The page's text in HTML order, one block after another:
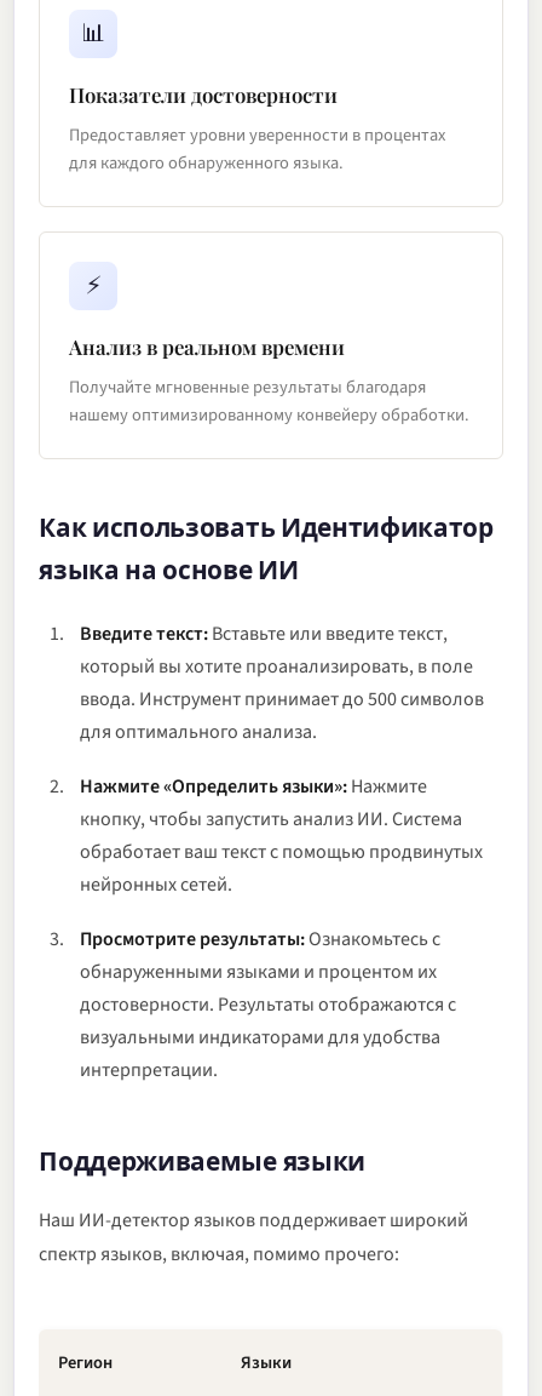
📊
Показатели достоверности
Предоставляет уровни уверенности в процентах
для каждого обнаруженного языка.
⚡
Анализ в реальном времени
Получайте мгновенные результаты благодаря
нашему оптимизированному конвейеру обработки.
Как использовать Идентификатор
языка на основе ИИ
Введите текст:Вставьте или введите текст,
который вы хотите проанализировать, в поле
ввода. Инструмент принимает до 500 символов
для оптимального анализа.
Нажмите «Определить языки»:Нажмите
кнопку, чтобы запустить анализ ИИ. Система
обработает ваш текст с помощью продвинутых
нейронных сетей.
Просмотрите результаты:Ознакомьтесь с
обнаруженными языками и процентом их
достоверности. Результаты отображаются с
визуальными индикаторами для удобства
интерпретации.
Поддерживаемые языки
Наш ИИ-детектор языков поддерживает широкий
спектр языков, включая, помимо прочего:
Регион Языки